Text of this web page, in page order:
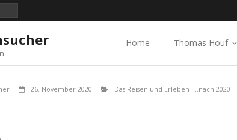
Home Thomas Houf
26. November 2020 Das Reisen und Erleben ....nach 2020